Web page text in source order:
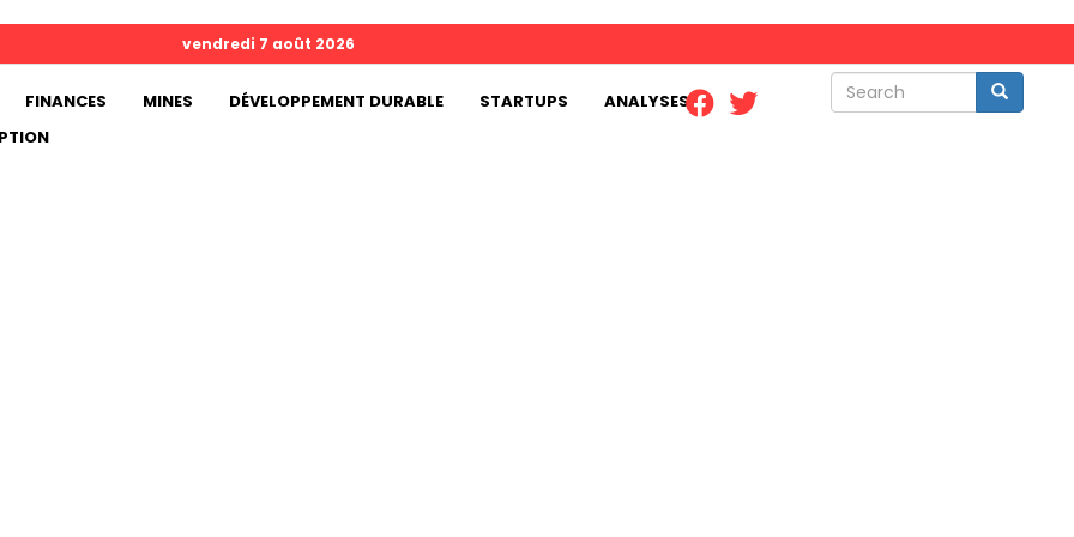
Search Search
vendredi 7 août 2026
FINANCES MINES DÉVELOPPEMENT DURABLE STARTUPS
ANALYSES